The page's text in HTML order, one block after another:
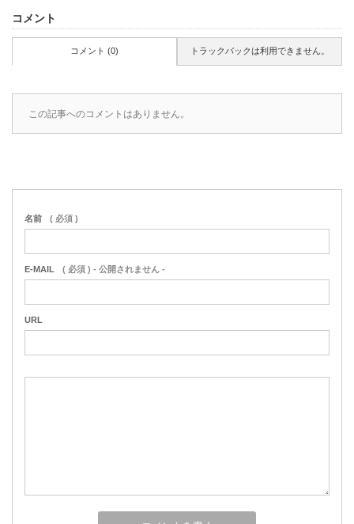
コメント
コメント (0) トラックバックは利用できません。
この記事へのコメントはありません。
名前 ( 必須 )
E-MAIL ( 必須 ) - 公開されません -
URL